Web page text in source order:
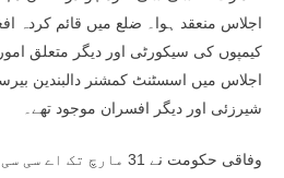
اجلاس منعقد ہوا۔ ضلع میں قائم کردہ
کیمپوں کی سیکورٹی اور دیگر متعلق امور
اجلاس میں اسسٹنٹ کمشنر دالبندین
شیرزئی اور دیگر افسران موجود تھے۔
وفاقی حکومت نے 31